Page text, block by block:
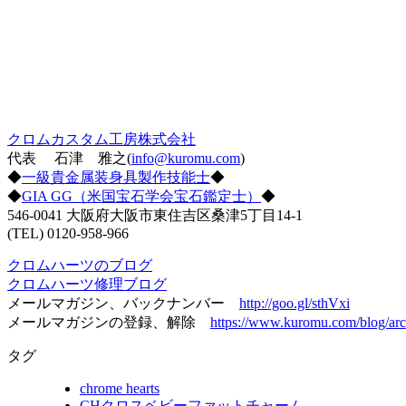
クロムカスタム工房株式会社
代表 石津 雅之(info@kuromu.com)
◆一級貴金属装身具製作技能士◆
◆GIA GG（米国宝石学会宝石鑑定士） ◆
546-0041 大阪府大阪市東住吉区桑津5丁目14-1
(TEL) 0120-958-966
クロムハーツのブログ
クロムハーツ修理ブログ
メールマガジン、バックナンバー http://goo.gl/sthVxi
メールマガジンの登録、解除 https://www.kuromu.com/blog/
タグ
chrome hearts